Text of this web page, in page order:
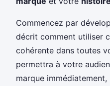
Commencez par
décrit comment utiliser
cohérente dans toutes
permettra à votre
marque